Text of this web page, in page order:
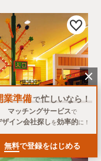
業準備で忙しいなら！
マッチングサービスで
イン会社探しを効率的に！
無料で登録をはじめる